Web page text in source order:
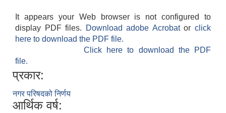
It appears your Web browser is not configured to
display PDF files.
Download adobe Acrobatorclick
here to download the PDF file.
Click here to download the PDF
file.
प्रकार:
नगर परिषदको निर्णय
आर्थिक वर्ष: